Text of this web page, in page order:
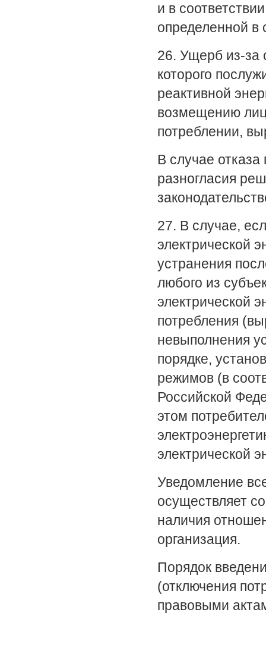
и в
определенной в
26. Ущерб из-за
которого
реактивной
возмещению
потреблении,
В случае
разногласия
27. В случае,
электрической
устранения
любого из
электрической
потребления
невыполнения
порядке,
режимов (в
Российской
этом
электрической
Уведомление
осуществляет
наличия
организация.
Порядок
(отключения
правовыми